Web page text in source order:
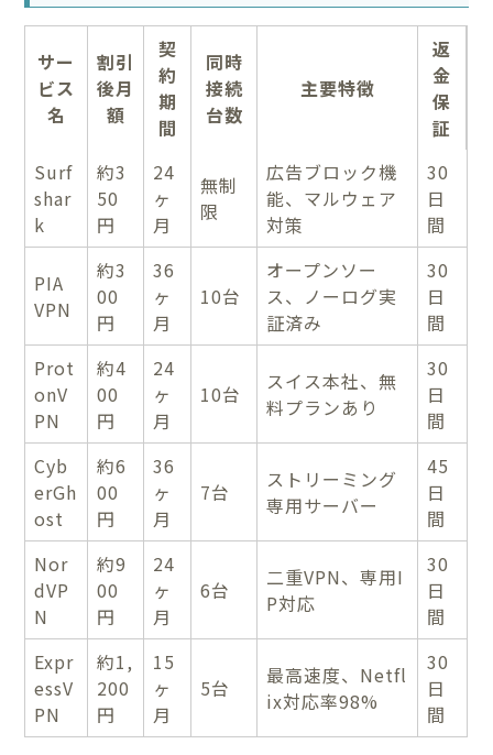
サー
ビス
名
割引
後月
額
契
約
期
間
同時
接続
台数
主要特徴
返
金
保
証
Surf
shar
k
約3
50
円
24
ヶ
月
無制
限
広告ブロック機
能、マルウェア
対策
30
日
間
PIA
VPN
約3
00
円
36
ヶ
月
10台
オープンソー
ス、ノーログ実
証済み
30
日
間
Prot
onV
PN
約4
00
円
24
ヶ
月
10台
スイス本社、無
料プランあり
30
日
間
Cyb
erGh
ost
約6
00
円
36
ヶ
月
7台
ストリーミング
専用サーバー
45
日
間
Nor
dVP
N
約9
00
円
24
ヶ
月
6台
二重VPN、専用I
P対応
30
日
間
Expr
essV
PN
約1,
200
円
15
ヶ
月
5台
最高速度、Netfl
ix対応率98%
30
日
間